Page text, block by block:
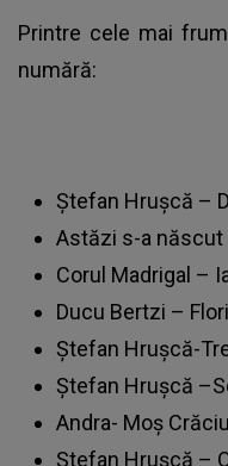
Printre cele mai
numără:
Ştefan Hruşcă –
Astăzi s-a
Corul Madrigal –
Ducu Bertzi –
Ștefan Hrușcă-
Ștefan Hrușcă
Andra- Moș
Ștefan Hrușcă –